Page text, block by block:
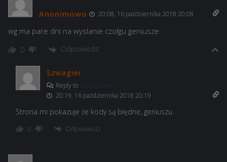
Anonimowo 20:08, 16 października 2018 20:08
wg ma pare dni na wyslanie czołgu geniusze
0 Odpowiedz
Szwagier
Reply to Anonimowo
20:19, 16 października 2018 20:19
Strona mi pokazuje że kody są błędne, geniuszu.
0 Odpowiedz